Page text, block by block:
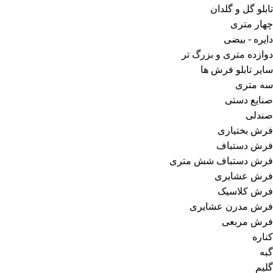
تابلو گل و گلدان
چهار متری
دایره - بیضی
دوازده متری و بزرگ تر
سایر تابلو فرش ها
سه متری
صنایع دستی
صندلی
فرش بختیاری
فرش دستباف
فرش دستباف شش متری
فرش عشایری
فرش کلاسیک
فرش مدرن عشایری
فرش مربعی
کناره
گبه
گلیم